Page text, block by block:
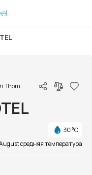
Thom
30 °C
средняя температура